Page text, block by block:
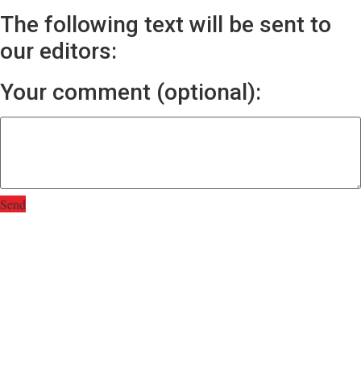
The following text will be sent to
our editors:
Your comment (optional):
Send